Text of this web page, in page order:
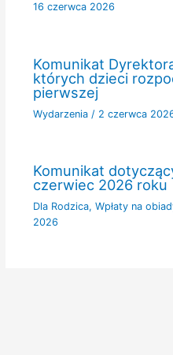
16 czerwca 2026
Komunikat
których dzieci
pierwszej
Wydarzenia/ 2 czerwca
Komunikat
czerwiec 2026 roku
Dla Rodzica, Wpłaty na
2026